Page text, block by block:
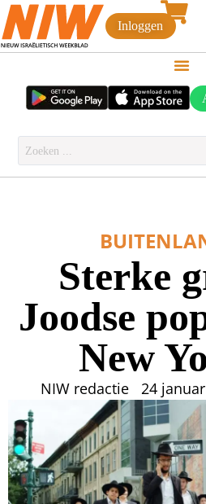
Inloggen
Sterke
Joodse
New
NIW redactie 24